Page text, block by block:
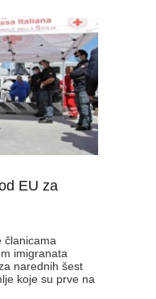
EU za
članicama
imigranata
narednih šest
koje su prve na